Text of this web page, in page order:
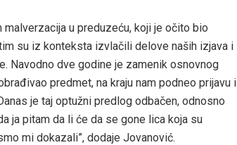
malverzacija u preduzeću, koji je očito bio
su iz konteksta izvlačili delove naših izjava i
Navodno dve godine je zamenik osnovnog
predmet, na kraju nam podneo prijavu i
je taj optužni predlog odbačen, odnosno
ja pitam da li će da se gone lica koja su
mi dokazali”, dodaje Jovanović.